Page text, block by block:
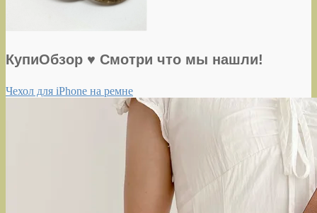
КупиОбзор ♥ Смотри что мы нашли!
Чехол для iPhone на ремне